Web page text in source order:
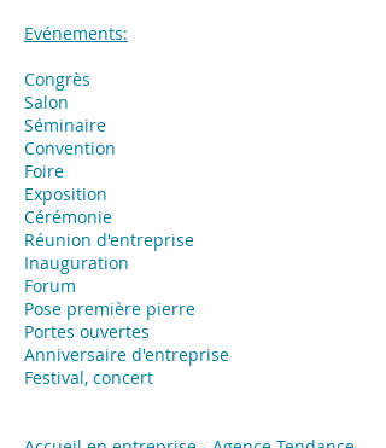
Evénements:
Congrès
Salon
Séminaire
Convention
Foire
Exposition
​Cérémonie
Réunion d'entreprise
Inauguration
Forum
Pose première pierre
Portes ouvertes
Anniversaire d'entreprise
Festival, concert